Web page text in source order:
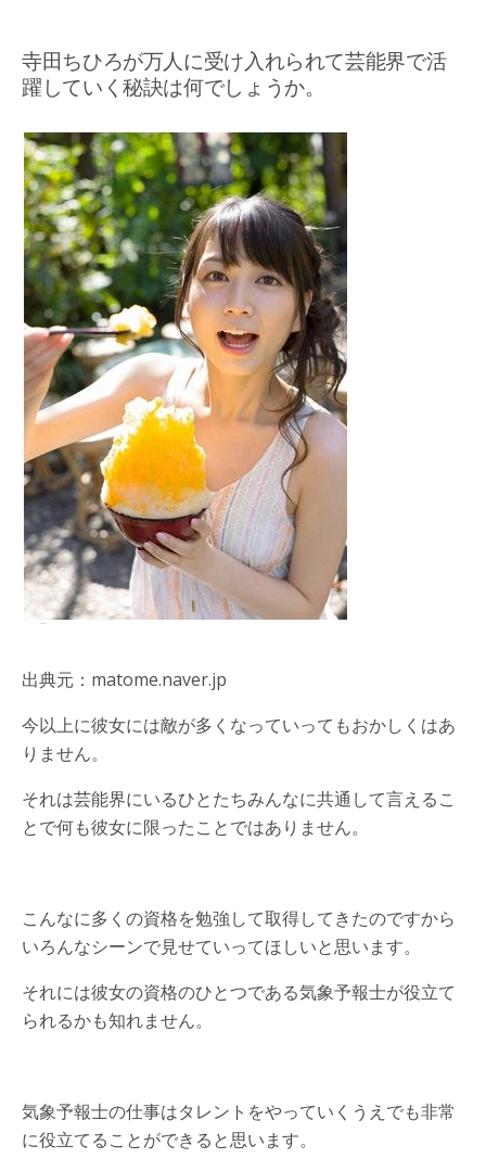
寺田ちひろが万人に受け入れられて芸能界で活
躍していく秘訣は何でしょうか。
出典元：matome.naver.jp
今以上に彼女には敵が多くなっていってもおかしくはあ
りません。
それは芸能界にいるひとたちみんなに共通して言えるこ
とで何も彼女に限ったことではありません。
こんなに多くの資格を勉強して取得してきたのですから
いろんなシーンで見せていってほしいと思います。
それには彼女の資格のひとつである気象予報士が役立て
られるかも知れません。
気象予報士の仕事はタレントをやっていくうえでも非常
に役立てることができると思います。